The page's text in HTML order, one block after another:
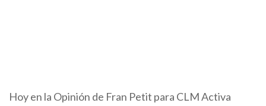
Hoy en la Opinión de Fran Petit para CLM Activa